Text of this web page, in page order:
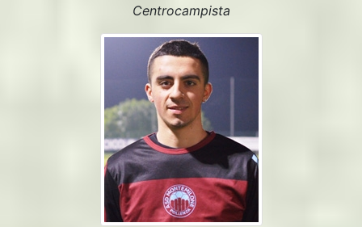
Centrocampista